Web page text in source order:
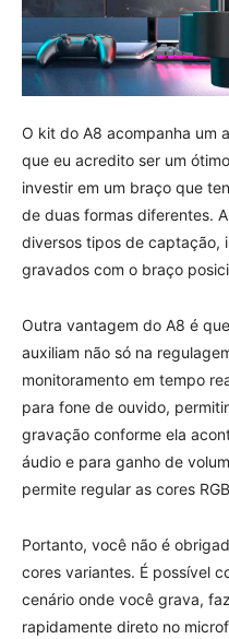
O kit do A8 acompanha um
que eu acredito ser um
investir em um braço que
de duas formas diferentes.
diversos tipos de captação,
gravados com o braço
Outra vantagem do A8 é
auxiliam não só na
monitoramento em tempo
para fone de ouvido,
gravação conforme ela
áudio e para ganho de
permite regular as cores
Portanto, você não é
cores variantes. É possível
cenário onde você grava,
rapidamente direto no